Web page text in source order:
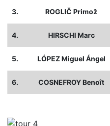
3. ROGLIČ Primož
4. HIRSCHI Marc
5. LÓPEZ Miguel Ángel
6. COSNEFROY Benoît